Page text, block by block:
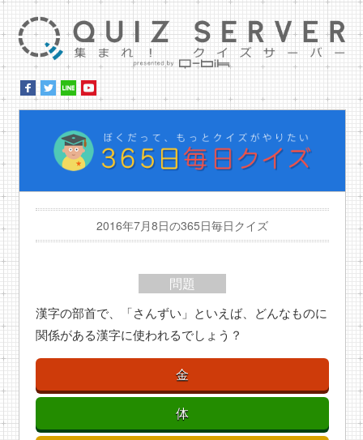
2016年7月8日の365日毎日クイズ
問題
漢字の部首で、「さんずい」といえば、どんなものに
関係がある漢字に使われるでしょう？
金
体